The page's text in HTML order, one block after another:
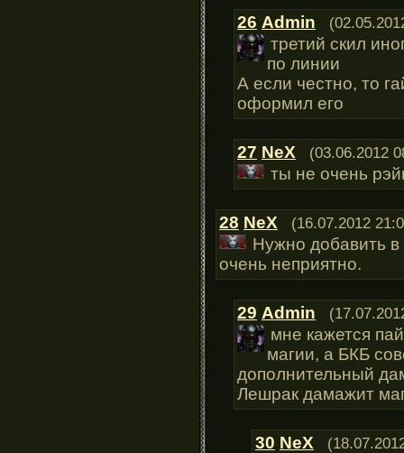
26 Admin
третий скил
по линии
А если честно, то
оформил его
27 NeX (03.06.2012
ты не очень
28 NeX (16.07.2012
Нужно добавить в
очень неприятно.
29 Admin
мне кажется
магии, а БКБ
дополнительный
Лешрак дамажит
30 NeX